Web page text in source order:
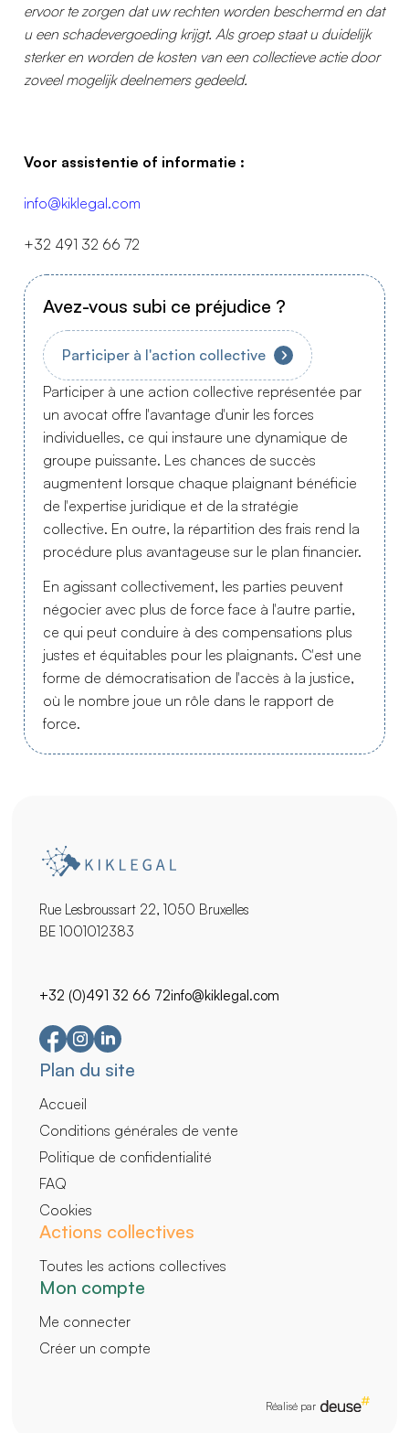
ervoor te zorgen dat uw rechten worden beschermd en dat
u een schadevergoeding krijgt. Als groep staat u duidelijk
sterker en worden de kosten van een collectieve actie door
zoveel mogelijk deelnemers gedeeld.
Voor assistentie of informatie :
info@kiklegal.com
+32 491 32 66 72
Avez-vous subi ce préjudice ?
Participer à l'action collective
Participer à une action collective représentée par
un avocat offre l'avantage d'unir les forces
individuelles, ce qui instaure une dynamique de
groupe puissante. Les chances de succès
augmentent lorsque chaque plaignant bénéficie
de l'expertise juridique et de la stratégie
collective. En outre, la répartition des frais rend la
procédure plus avantageuse sur le plan financier.
En agissant collectivement, les parties peuvent
négocier avec plus de force face à l'autre partie,
ce qui peut conduire à des compensations plus
justes et équitables pour les plaignants. C'est une
forme de démocratisation de l'accès à la justice,
où le nombre joue un rôle dans le rapport de
force.
Rue Lesbroussart 22, 1050 Bruxelles
BE 1001012383
+32 (0)491 32 66 72info@kiklegal.com
Navigation
secondaire
Plan du site
Accueil
Conditions générales de vente
Politique de confidentialité
FAQ
Cookies
Actions collectives
Toutes les actions collectives
Mon compte
Me connecter
Créer un compte
Réalisé par